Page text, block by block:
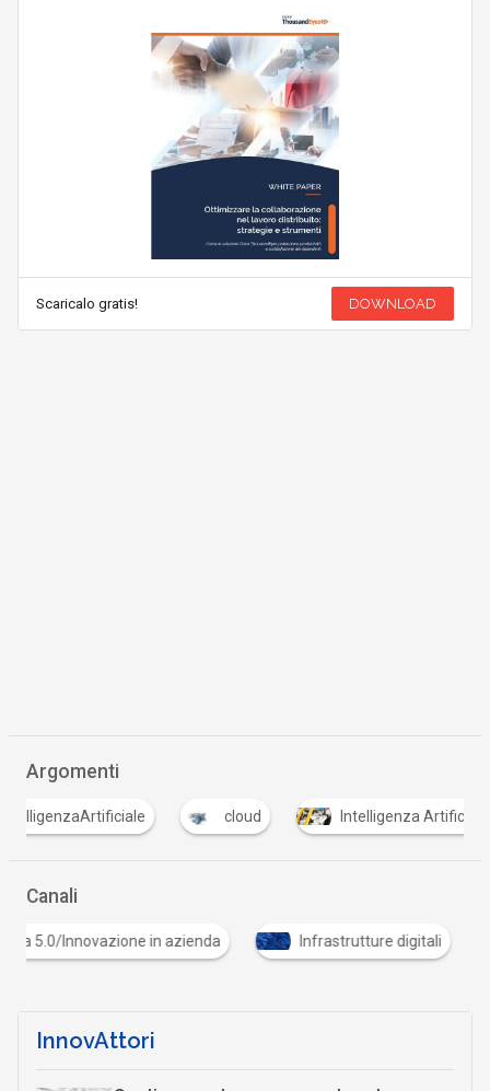
Scaricalo gratis! DOWNLOAD
Argomenti
cloud Intelligenza Artificiale I IoT
Canali
Infrastrutture digitali Mercati digitali
InnovAttori